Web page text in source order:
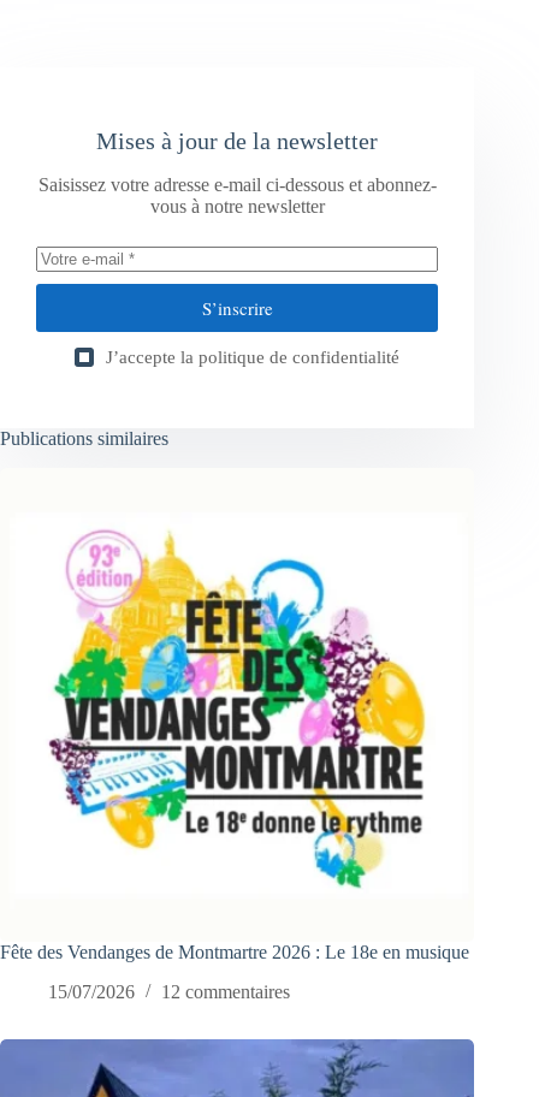
Mises à jour de la newsletter
Saisissez votre adresse e-mail ci-dessous et abonnez-
vous à notre newsletter
S’inscrire
J’accepte la politique de confidentialité
Publications similaires
Fête des Vendanges de Montmartre 2026 : Le 18e en musique
15/07/2026
12 commentaires